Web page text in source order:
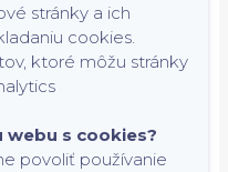
stránky a ich
cookies.
ktoré môžu stránky
s cookies?
povoliť používanie